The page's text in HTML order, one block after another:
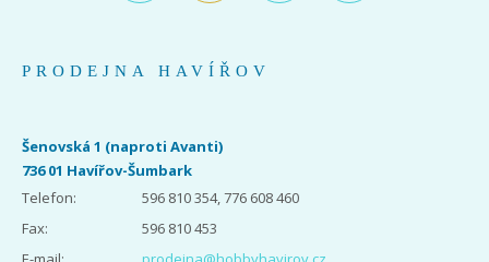
PRODEJNA HAVÍŘOV
Šenovská 1 (naproti Avanti)
736 01 Havířov-Šumbark
Telefon:
596 810 354, 776 608 460
Fax:
596 810 453